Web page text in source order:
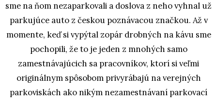
sme na ňom nezaparkovali a doslova z neho vyhnal už
parkujúce auto z českou poznávacou značkou. Až v
momente, keď si vypýtal zopár drobných na kávu sme
pochopili, že to je jeden z mnohých samo
zamestnávajúcich sa pracovníkov, ktorí si veľmi
originálnym spôsobom privyrábajú na verejných
parkoviskách ako nikým nezamestnávaní parkovací